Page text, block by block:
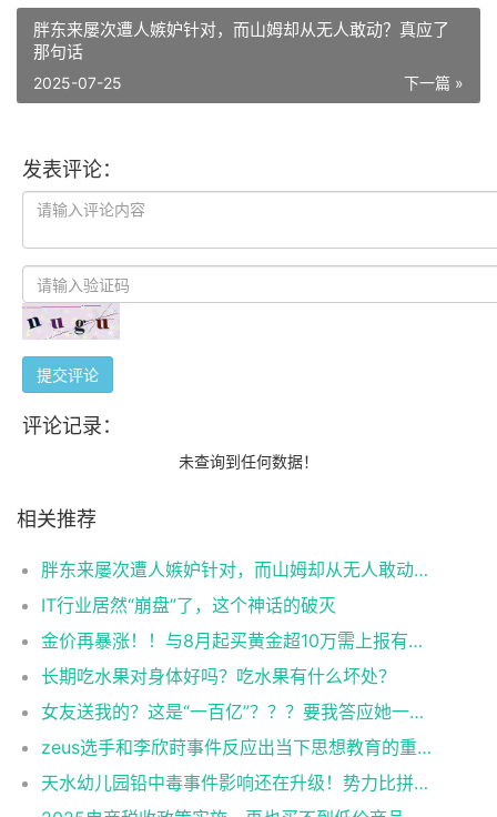
胖东来屡次遭人嫉妒针对，而山姆却从无人敢动？真应了
那句话
下一篇 »
2025-07-25
发表评论：
提交评论
评论记录：
未查询到任何数据！
相关推荐
胖东来屡次遭人嫉妒针对，而山姆却从无人敢动？真应了那句话
IT行业居然“崩盘”了，这个神话的破灭
金价再暴涨！！与8月起买黄金超10万需上报有什么关系？
长期吃水果对身体好吗？吃水果有什么坏处？
女友送我的？这是“一百亿”？？？要我答应她一件事！
zeus选手和李欣莳事件反应出当下思想教育的重要性
天水幼儿园铅中毒事件影响还在升级！势力比拼却还在继续